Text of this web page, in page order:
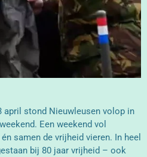
april stond Nieuwleusen volop in
Een weekend vol
samen de vrijheid vieren. In heel
bij 80 jaar vrijheid – ook